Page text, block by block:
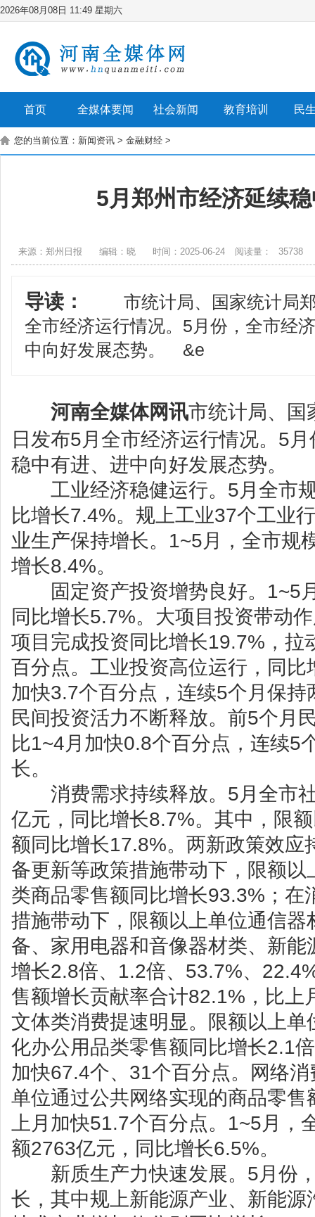
2026年08月08日 11:49 星期六
首页 全媒体要闻 社会新闻 教育培训 民
您的当前位置： 新闻资讯 > 金融财经 >
5月郑州市经济延续
来源：郑州日报 编辑：晓 时间：2025-06-24 阅读量： 35738
导读：
市统计局、国家统计局郑
全市经济运行情况。5月份，全市经
中向好发展态势。 &e
河南全媒体网讯市统计局、国
日发布5月全市经济运行情况。5
稳中有进、进中向好发展态势。
工业经济稳健运行。5月全市规
比增长7.4%。规上工业37个工业
业生产保持增长。1~5月，全市规
增长8.4%。
固定资产投资增势良好。1~5
同比增长5.7%。大项目投资带动
项目完成投资同比增长19.7%，拉
百分点。工业投资高位运行，同
加快3.7个百分点，连续5个月保
民间投资活力不断释放。前5个月
比1~4月加快0.8个百分点，连续5
长。
消费需求持续释放。5月全市
亿元，同比增长8.7%。其中，限
额同比增长17.8%。两新政策效应
备更新等政策措施带动下，限额
类商品零售额同比增长93.3%；在
措施带动下，限额以上单位通信器
备、家用电器和音像器材类、新
增长2.8倍、1.2倍、53.7%、
售额增长贡献率合计82.1%，比上
文体类消费提速明显。限额以上
化办公用品类零售额同比增长2.1
加快67.4个、31个百分点。网络
单位通过公共网络实现的商品零
上月加快51.7个百分点。1~5月，
额2763亿元，同比增长6.5%。
新质生产力快速发展。5月份，
长，其中规上新能源产业、新能